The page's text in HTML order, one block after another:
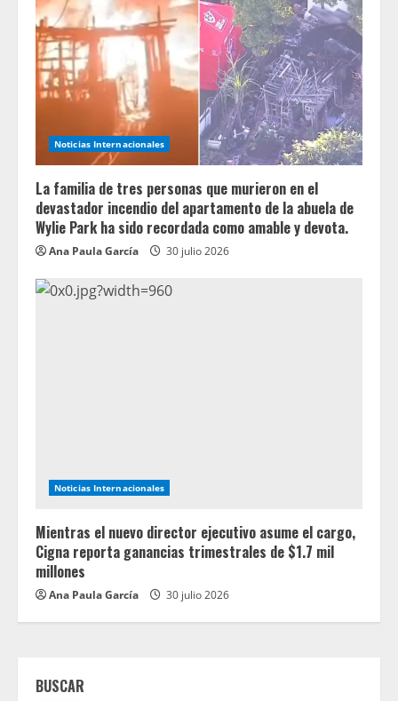
Noticias Internacionales
La familia de tres personas que murieron en el
devastador incendio del apartamento de la abuela de
Wylie Park ha sido recordada como amable y devota.
Ana Paula García 30 julio 2026
Noticias Internacionales
Mientras el nuevo director ejecutivo asume el cargo,
Cigna reporta ganancias trimestrales de $1.7 mil
millones
Ana Paula García 30 julio 2026
BUSCAR